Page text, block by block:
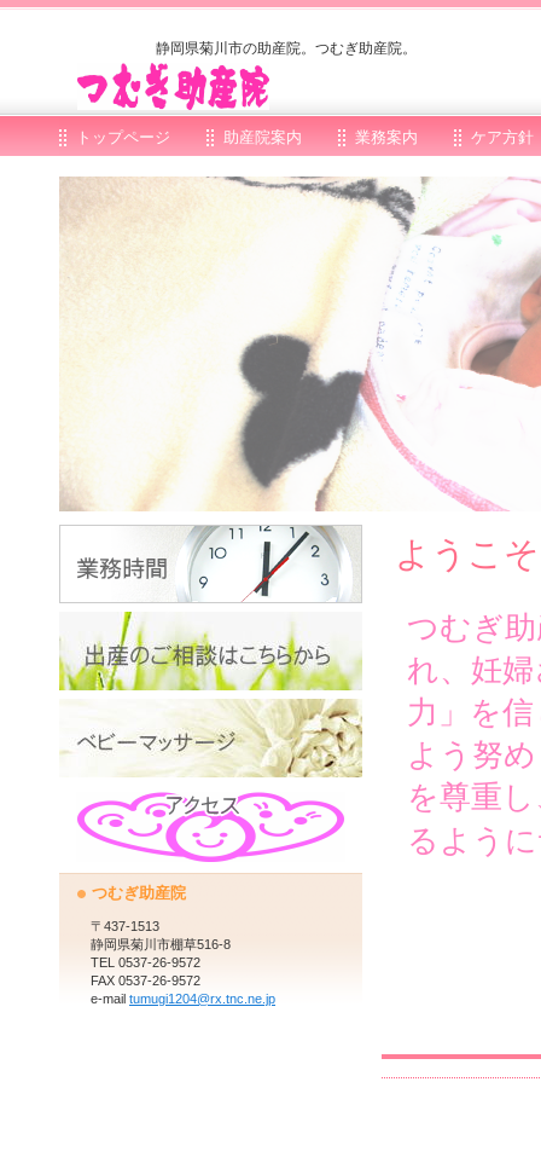
静岡県菊川市の助産院。つむぎ助産院。
ようこ
つむぎ
れ、妊
力」を
よう努
を尊重
るよう
トップページ 助産院案内 業務案内 ケア方針
つむぎ助産院
〒437-1513
静岡県菊川市棚草516-8
TEL 0537-26-9572
FAX 0537-26-9572
e-mail tumugi1204@rx.tnc.ne.jp